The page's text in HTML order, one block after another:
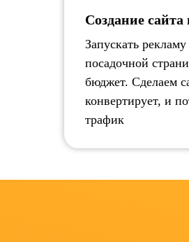
Создание
Запускать
посадочной
бюджет. Сделаем
конвертирует, и
трафик